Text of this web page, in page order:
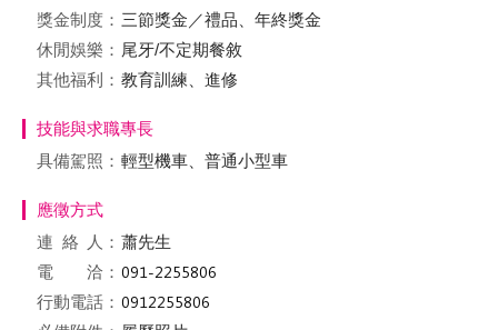
獎金制度： 三節獎金／禮品、年終獎金
休閒娛樂： 尾牙/不定期餐敘
其他福利： 教育訓練、進修
技能與求職專長
具備駕照： 輕型機車、普通小型車
應徵方式
連絡
人： 蕭先生
電 洽：
行動電話：